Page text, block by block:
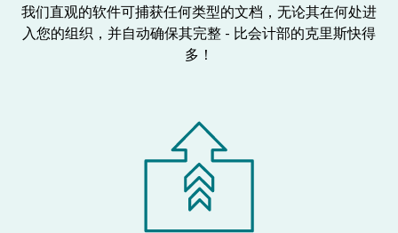
我们直观的软件可捕获任何类型的文档，无论其在何处进
入您的组织，并自动确保其完整 - 比会计部的克里斯快得
多！